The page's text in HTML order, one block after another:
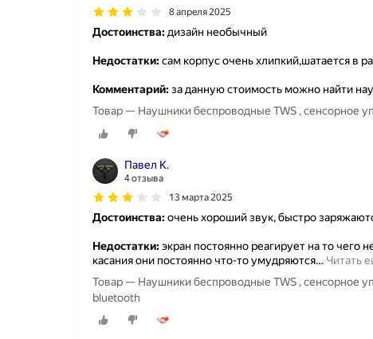
8 апреля 2025
Достоинства:дизайн необычный
Недостатки:сам корпус очень хлипкий,шатается в
Комментарий:за данную стоимость можно найти
Товар — Наушники беспроводные TWS , сенсорное
Павел К.
4 отзыва
13 марта 2025
Достоинства:очень хороший звук, быстро
Недостатки:экран постоянно реагирует на то
касания они постоянно что-то умудряются… Читать
Товар — Наушники беспроводные TWS , сенсорное
bluetooth